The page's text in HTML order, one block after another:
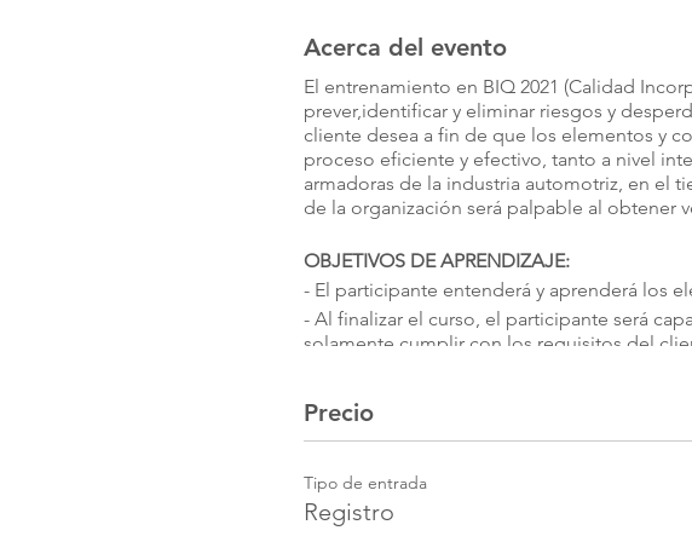
Acerca del evento
El entrenamiento en BIQ 2021 (Calidad
prever,identificar y eliminar riesgos y
cliente desea a fin de que los elementos y
proceso eficiente y efectivo, tanto a nivel
armadoras de la industria automotriz, en el
de la organización será palpable al obtener
OBJETIVOS DE APRENDIZAJE:
- El participante entenderá y aprenderá los
- Al finalizar el curso, el participante será
solamente cumplir con los requisitos del
-Introducción a BIQ (Calidad Incorporada a la
-Consecuencias de perder la certificación BIQ
-Opciones de Recuperación de Certificación
Precio
Tipo de entrada
Registro